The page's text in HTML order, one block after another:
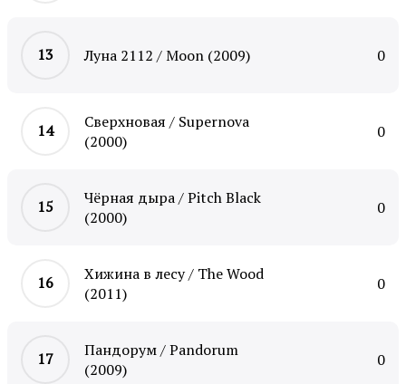
Луна 2112 / Moon (2009) 0
Сверхновая / Supernova
(2000)
0
Чёрная дыра / Pitch Black
(2000)
0
Хижина в лесу / The Wood
(2011)
0
Пандорум / Pandorum
(2009)
0